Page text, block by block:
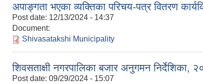
अपाङ्गता भएका व्यक्तिका परिचय-पत्र वितरण
Post date: 12/13/2024 - 14:37
Document:
Shivasatakshi Municipality
शिवसताक्षी नगरपालिका बजार अनुगमन निर्देशिका,
Post date: 09/29/2024 - 15:07